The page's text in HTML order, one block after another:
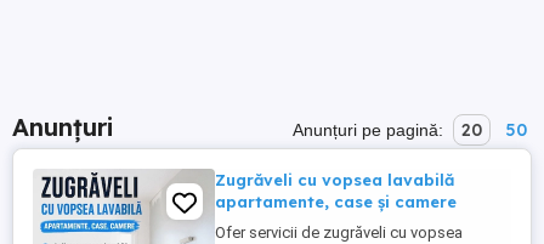
Anunțuri Anunțuri pe pagină: 20 50
Zugrăveli cu vopsea lavabilă
apartamente, case și camere
Ofer servicii de zugrăveli cu vopsea